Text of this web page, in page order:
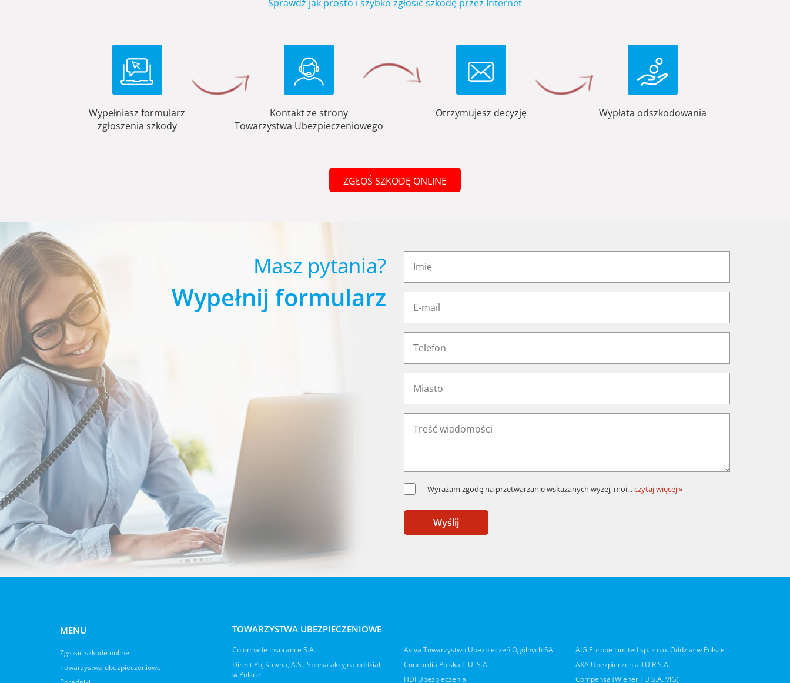
Sprawdź jak prosto i szybko zgłosić szkodę przez Internet
Wypełniasz formularz
zgłoszenia szkody
Kontakt ze strony
Towarzystwa Ubezpieczeniowego
Otrzymujesz decyzję Wypłata odszkodowania
ZGŁOŚ SZKODĘ ONLINE
Masz pytania?
Wypełnij formularz
Wyrażam zgodę na przetwarzanie wskazanych wyżej, moi...czytaj więcej »
Wyślij
MENU
Zgłosić szkodę online
Towarzystwa ubezpieczeniowe
TOWARZYSTWA UBEZPIECZENIOWE
Colonnade Insurance S.A.
Direct Pojišťovna, A.S., Spółka akcyjna oddział
w Polsce
Aviva Towarzystwo Ubezpieczeń Ogólnych SA
Concordia Polska T.U. S.A.
HDI Ubezpieczenia
AIG Europe Limited sp. z o.o. Oddział w Polsce
AXA Ubezpieczenia TUiR S.A.
Compensa (Wiener TU S.A. VIG)